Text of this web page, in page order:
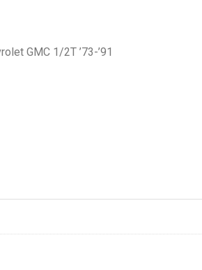
GMC 1/2T ’73-’91